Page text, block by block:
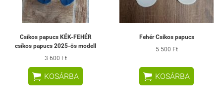
Csíkos papucs KÉK-FEHÉR
csíkos papucs 2025-ös modell
3 600 Ft
 KOSÁRBA
Fehér Csíkos papucs
5 500 Ft
 KOSÁRBA